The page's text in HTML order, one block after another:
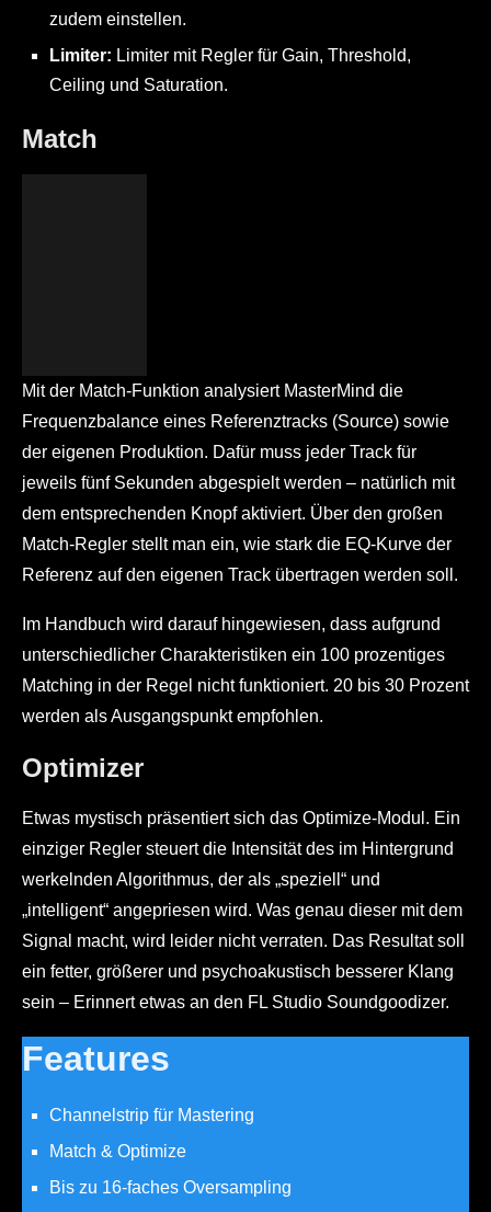
zudem einstellen.
Limiter: Limiter mit Regler für Gain, Threshold,
Ceiling und Saturation.
Match
Mit der Match-Funktion analysiert MasterMind die
Frequenzbalance eines Referenztracks (Source) sowie
der eigenen Produktion. Dafür muss jeder Track für
jeweils fünf Sekunden abgespielt werden – natürlich mit
dem entsprechenden Knopf aktiviert. Über den großen
Match-Regler stellt man ein, wie stark die EQ-Kurve der
Referenz auf den eigenen Track übertragen werden soll.
Im Handbuch wird darauf hingewiesen, dass aufgrund
unterschiedlicher Charakteristiken ein 100 prozentiges
Matching in der Regel nicht funktioniert. 20 bis 30 Prozent
werden als Ausgangspunkt empfohlen.
Optimizer
Etwas mystisch präsentiert sich das Optimize-Modul. Ein
einziger Regler steuert die Intensität des im Hintergrund
werkelnden Algorithmus, der als „speziell“ und
„intelligent“ angepriesen wird. Was genau dieser mit dem
Signal macht, wird leider nicht verraten. Das Resultat soll
ein fetter, größerer und psychoakustisch besserer Klang
sein – Erinnert etwas an den FL Studio Soundgoodizer.
Features
Channelstrip für Mastering
Match & Optimize
Bis zu 16-faches Oversampling